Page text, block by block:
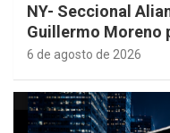
NY- Seccional
Guillermo Moreno
6 de agosto de 2026